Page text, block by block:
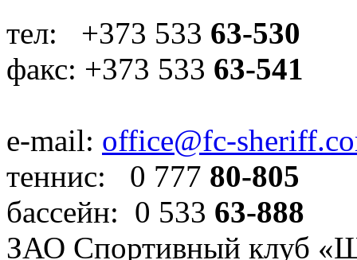
тел: +373 533 63-530
факс: +373 533 63-541
e-mail: office@fc-
теннис: 0 777 80-805
бассейн: 0 533 63-888
ЗАО Спортивный клуб